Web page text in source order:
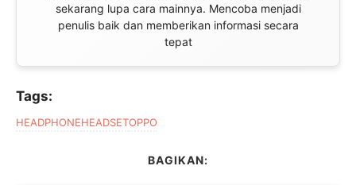
sekarang lupa cara mainnya. Mencoba menjadi
penulis baik dan memberikan informasi secara
tepat
Tags:
HEADPHONEHEADSETOPPO
BAGIKAN: